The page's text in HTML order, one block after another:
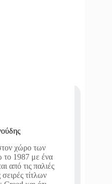
χώρο των
το 1987 με ένα
από τις παλιές
τίτλων